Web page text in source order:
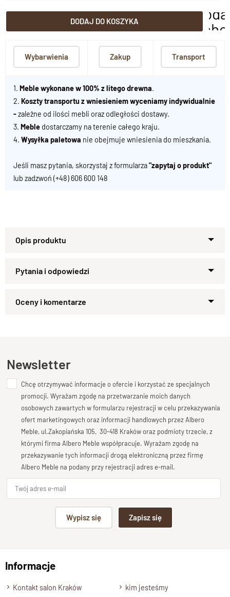
DODAJ DO KOSZYKA
Wybarwienia Zakup Transport
1. Meble wykonane w 100% z litego drewna.
2. Koszty transportu z wniesieniem wyceniamy indywidualnie
-zależne od ilości mebli oraz odległości dostawy.
3. Meble dostarczamy na terenie całego kraju.
4. Wysyłka paletowa nie obejmuje wniesienia do mieszkania.
Jeśli masz pytania, skorzystaj z formularza"zapytaj o produkt"
lub zadzwoń (+48) 606 600 148
Wykończenie
Wybarwienia, drewno -Opcje Palisander-Brąz,
Stan produktu zmontowany
Zapytaj o produkt
Dodaj opinię o produkcie
Twoja ocena
Bardzo dobry
Twoja opinia o produkcie
Podpis
Wyślij opinię
Newsletter
Chcę otrzymywać informacje o ofercie i korzystać ze specjalnych
promocji. Wyrażam zgodę na przetwarzanie moich danych
osobowych zawartych w formularzu rejestracji w celu przekazywania
ofert marketingowych oraz informacji handlowych przez Albero
Meble, ul.Zakopiańska 105, 30-418 Kraków oraz podmioty trzecie, z
którymi firma Albero Meble współpracuje. Wyrażam zgodę na
przekazywanie tych informacji drogą elektroniczną przez firmę
Albero Meble na podany przy rejestracji adres e-mail.
Wypisz się Zapisz się
Informacje
Kontakt salon Kraków
kim jesteśmy